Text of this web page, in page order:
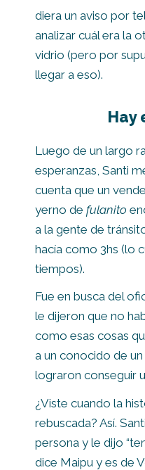
diera un aviso por
analizar cuál era la
vidrio (pero por
llegar a eso).
Hay
Luego de un largo
esperanzas, Santi
cuenta que un
yerno de fulanito
a la gente de
hacía como 3hs (lo
tiempos).
Fue en busca del
le dijeron que no
como esas cosas
a un conocido de
lograron conseguir
¿Viste cuando la
rebuscada? Así.
persona y le dijo
dice Maipu y es de